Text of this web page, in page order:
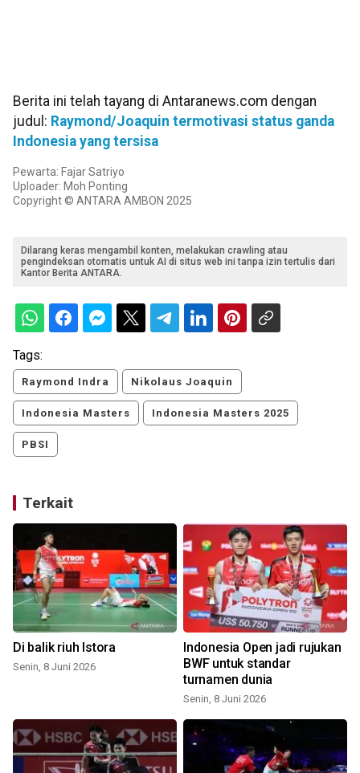
Berita ini telah tayang di Antaranews.com dengan
judul: Raymond/Joaquin termotivasi status ganda
Indonesia yang tersisa
Pewarta: Fajar Satriyo
Uploader: Moh Ponting
Copyright © ANTARA AMBON 2025
Dilarang keras mengambil konten, melakukan crawling atau
pengindeksan otomatis untuk AI di situs web ini tanpa izin tertulis dari
Kantor Berita ANTARA.
Tags:
Raymond Indra Nikolaus Joaquin
Indonesia Masters Indonesia Masters 2025
PBSI
Terkait
Di balik riuh Istora
Senin, 8 Juni 2026
Indonesia Open jadi rujukan
BWF untuk standar
turnamen dunia
Senin, 8 Juni 2026